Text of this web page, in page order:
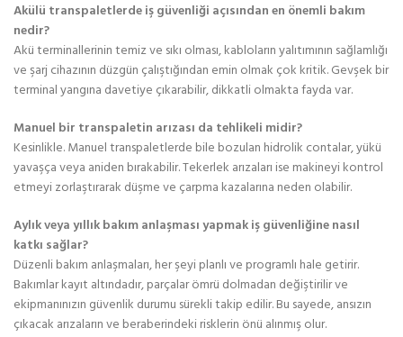
Akülü transpaletlerde iş güvenliği açısından en önemli bakım
nedir?
Akü terminallerinin temiz ve sıkı olması, kabloların yalıtımının sağlamlığı
ve şarj cihazının düzgün çalıştığından emin olmak çok kritik. Gevşek bir
terminal yangına davetiye çıkarabilir, dikkatli olmakta fayda var.
Manuel bir transpaletin arızası da tehlikeli midir?
Kesinlikle. Manuel transpaletlerde bile bozulan hidrolik contalar, yükü
yavaşça veya aniden bırakabilir. Tekerlek arızaları ise makineyi kontrol
etmeyi zorlaştırarak düşme ve çarpma kazalarına neden olabilir.
Aylık veya yıllık bakım anlaşması yapmak iş güvenliğine nasıl
katkı sağlar?
Düzenli bakım anlaşmaları, her şeyi planlı ve programlı hale getirir.
Bakımlar kayıt altındadır, parçalar ömrü dolmadan değiştirilir ve
ekipmanınızın güvenlik durumu sürekli takip edilir. Bu sayede, ansızın
çıkacak arızaların ve beraberindeki risklerin önü alınmış olur.